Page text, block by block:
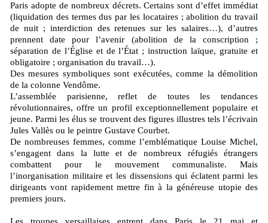
Paris adopte de nombreux décrets. Certains sont d’effet immédiat
(liquidation des termes dus par les locataires ; abolition du travail
de nuit ; interdiction des retenues sur les salaires…), d’autres
prennent date pour l’avenir (abolition de la conscription ;
séparation de l’Église et de l’État ; instruction laïque, gratuite et
obligatoire ; organisation du travail…).
Des mesures symboliques sont exécutées, comme la démolition
de la colonne Vendôme.
L’assemblée parisienne, reflet de toutes les tendances
révolutionnaires, offre un profil exceptionnellement populaire et
jeune. Parmi les élus se trouvent des figures illustres tels l’écrivain
Jules Vallès ou le peintre Gustave Courbet.
De nombreuses femmes, comme l’emblématique Louise Michel,
s’engagent dans la lutte et de nombreux réfugiés étrangers
combattent pour le mouvement communaliste. Mais
l’inorganisation militaire et les dissensions qui éclatent parmi les
dirigeants vont rapidement mettre fin à la généreuse utopie des
premiers jours.